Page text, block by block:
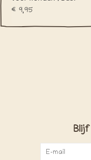
Friends Post
€9,95